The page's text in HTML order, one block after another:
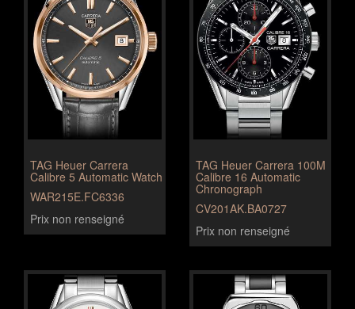
TAG Heuer Carrera
Calibre 5 Automatic Watch
WAR215E.FC6336
Prix non renseigné
TAG Heuer Carrera 100M
Calibre 16 Automatic
Chronograph
CV201AK.BA0727
Prix non renseigné